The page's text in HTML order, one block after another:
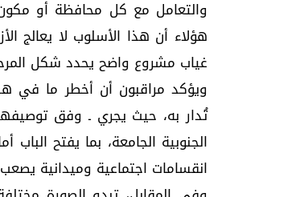
والتعامل مع كل محافظة أو
هؤلاء أن هذا الأسلوب لا يعالج
غياب مشروع واضح يحدد شكل
ويؤكد مراقبون أن أخطر ما في
تُدار به، حيث يجري ـ وفق
الجنوبية الجامعة، بما يفتح
انقسامات اجتماعية وميدانية